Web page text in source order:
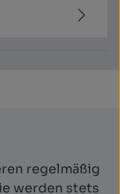
regelmäßig
werden stets